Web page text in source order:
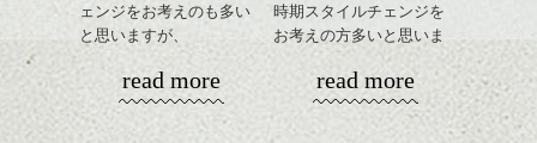
ェンジをお考えのも多い
と思いますが、
丸みショートでタイトに
演出したスタイルもこれ
からの季節とてもおすす
めですね。
read more
時期スタイルチェンジを
お考えの方多いと思いま
コンパクトなフォルムが
全体のバランスを良く見
read more